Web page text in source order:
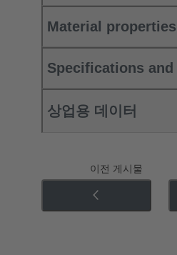
Material properties
Specifications
상업용 데이터
이전 게시물